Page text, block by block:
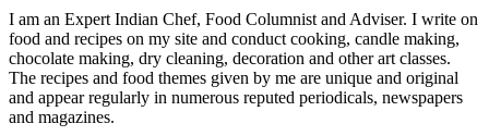
I am an Expert Indian Chef, Food Columnist and Adviser. I write on
food and recipes on my site and conduct cooking, candle making,
chocolate making, dry cleaning, decoration and other art classes.
The recipes and food themes given by me are unique and original
and appear regularly in numerous reputed periodicals, newspapers
and magazines.